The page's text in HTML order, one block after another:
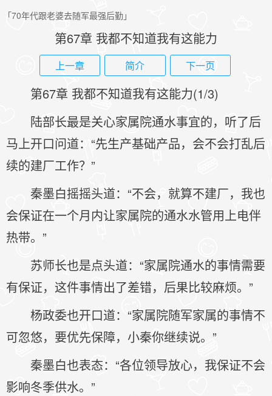
「70年代跟老婆去随军最强后勤」
第67章 我都不知道我有这能力
上一章 简介 下一页
第67章 我都不知道我有这能力(1/3)
陆部长最是关心家属院通水事宜的，听了后
马上开口问道：“先生产基础产品，会不会打乱后
续的建厂工作？”
秦墨白摇摇头道：“不会，就算不建厂，我也
会保证在一个月内让家属院的通水水管用上电伴
热带。”
苏师长也是点头道：“家属院通水的事情需要
有保证，这件事情出了差错，后果比较麻烦。”
杨政委也开口道：“家属院随军家属的事情不
可忽悠，要优先保障，小秦你继续说。”
秦墨白也表态：“各位领导放心，我保证不会
影响冬季供水。”